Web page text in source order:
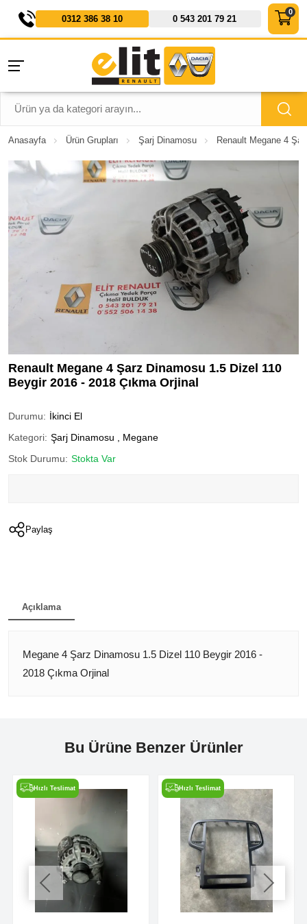
0312 386 38 10 0 543 201 79 21
Anasayfa Ürün Grupları Şarj Dinamosu Renault Megane 4
Renault Megane 4 Şarz Dinamosu 1.5 Dizel 110
Beygir 2016 - 2018 Çıkma Orjinal
Durumu: İkinci El
Kategori: Şarj Dinamosu
Megane
Stok Durumu: Stokta Var
Paylaş
Açıklama
Megane 4 Şarz Dinamosu 1.5 Dizel 110 Beygir 2016 -
2018 Çıkma Orjinal
Bu Ürüne Benzer Ürünler
Hızlı Teslimat Hızlı Teslimat